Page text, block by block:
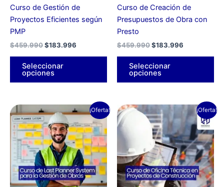
Curso de Gestión de
Proyectos Eficientes según
PMP
$459.990$183.996
Seleccionar
opciones
elegir
página
producto
Curso de Creación de
Presupuestos de Obra con
Presto
$459.990$183.996
Seleccionar
opciones
¡Oferta!
precio
original
era:
$459.990.
El
precio
actual
es:
$183.996.
Este
producto
tiene
múltiples
variantes.
Las
opciones
¡Oferta!
El
precio
original
era:
$459.990.
El
precio
actual
es:
$183.996.